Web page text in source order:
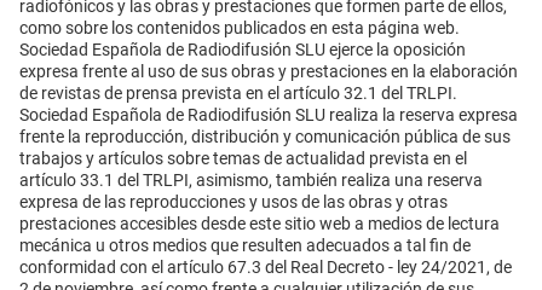
radiofónicos y las obras y prestaciones que formen parte de ellos,
como sobre los contenidos publicados en esta página web.
Sociedad Española de Radiodifusión SLU ejerce la oposición
expresa frente al uso de sus obras y prestaciones en la elaboración
de revistas de prensa prevista en el artículo 32.1 del TRLPI.
Sociedad Española de Radiodifusión SLU realiza la reserva expresa
frente la reproducción, distribución y comunicación pública de sus
trabajos y artículos sobre temas de actualidad prevista en el
artículo 33.1 del TRLPI, asimismo, también realiza una reserva
expresa de las reproducciones y usos de las obras y otras
prestaciones accesibles desde este sitio web a medios de lectura
mecánica u otros medios que resulten adecuados a tal fin de
conformidad con el artículo 67.3 del Real Decreto - ley 24/2021, de